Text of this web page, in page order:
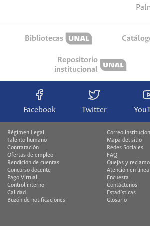
Bibliotecas
Repositorio
institucional
Facebook Twitter
Régimen Legal
Talento humano
Contratación
Ofertas de empleo
Rendición de cuentas
Concurso docente
Pago Virtual
Control interno
Calidad
Buzón de notificaciones
Correo
Mapa del sitio
Redes Sociales
FAQ
Quejas y
Atención en línea
Encuesta
Contáctenos
Estadísticas
Glosario